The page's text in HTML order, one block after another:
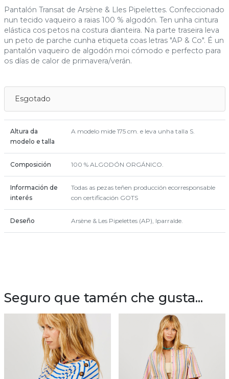
Pantalón Transat de Arsène & Lles Pipelettes. Confeccionado
nun tecido vaqueiro a raias 100 % algodón. Ten unha cintura
elástica cos petos na costura dianteira. Na parte traseira leva
un peto de parche cunha etiqueta coas letras "AP & Co". É un
pantalón vaqueiro de algodón moi cómodo e perfecto para
os días de calor de primavera/verán.
Esgotado
Altura da
modelo e talla
A modelo mide 175 cm. e leva unha talla S.
Composición 100 % ALGODÓN ORGÁNICO.
Información de
interés
Todas as pezas teñen producción ecorresponsable
con certificación GOTS
Deseño Arsène & Les Pipelettes (AP), Iparralde.
Seguro que tamén che gusta...